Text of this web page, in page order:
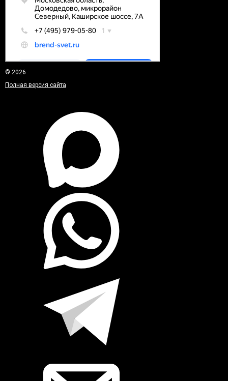
© 2026
Полная версия сайта